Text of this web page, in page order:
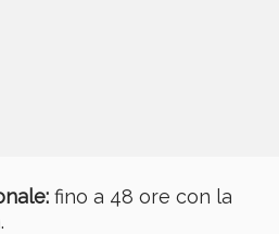
fino a 48 ore con la